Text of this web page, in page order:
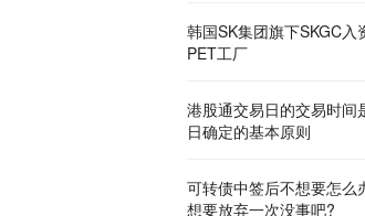
韩国SK集团旗下SKGC入
PET工厂
港股通交易日的交易时间
日确定的基本原则
可转债中签后不想要怎么
想要放弃一次没事吧?